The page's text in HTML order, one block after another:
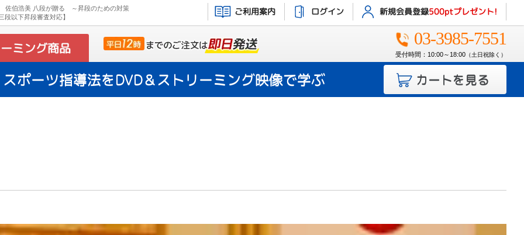
佐伯浩美 八段が贈る ～昇段のための対策
段以下昇段審査対応】
ご利用案内 ログイン 新規会員登録500ptプレゼント!
ミング商品 03-3985-7551
受付時間：10:00～18:00 （土日祝除く）
スポーツ指導法をDVD＆ストリーミング映像で学ぶ カートを見る